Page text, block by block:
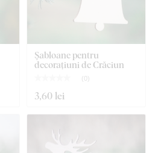
Șabloane pentru
decorațiuni de Crăciun
( 0)
3,60 lei